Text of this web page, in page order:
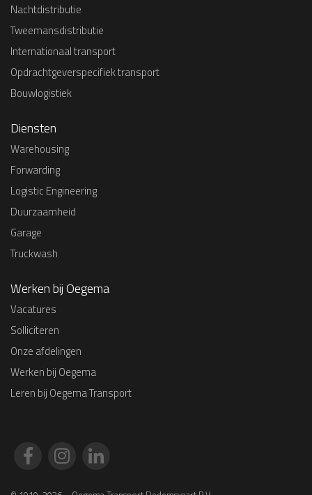
Nachtdistributie
Tweemansdistributie
Internationaal transport
Opdrachtgeverspecifiek transport
Bouwlogistiek
Diensten
Warehousing
Forwarding
Logistic Engineering
Duurzaamheid
Garage
Truckwash
Werken bij Oegema
Vacatures
Solliciteren
Onze afdelingen
Werken bij Oegema
Leren bij Oegema Transport